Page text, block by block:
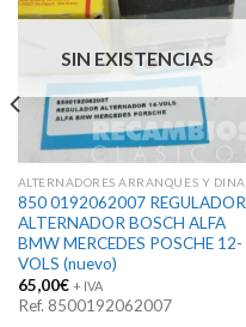
SIN EXISTENCIAS
850 0192062007 REGULADOR
ALTERNADOR BOSCH ALFA
BMW MERCEDES POSCHE 12-
VOLS (nuevo)
65,00€ + IVA
Ref. 8500192062007